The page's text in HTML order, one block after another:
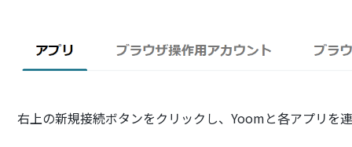
右上の新規接続ボタンをクリックし、Yoomと各アプリを